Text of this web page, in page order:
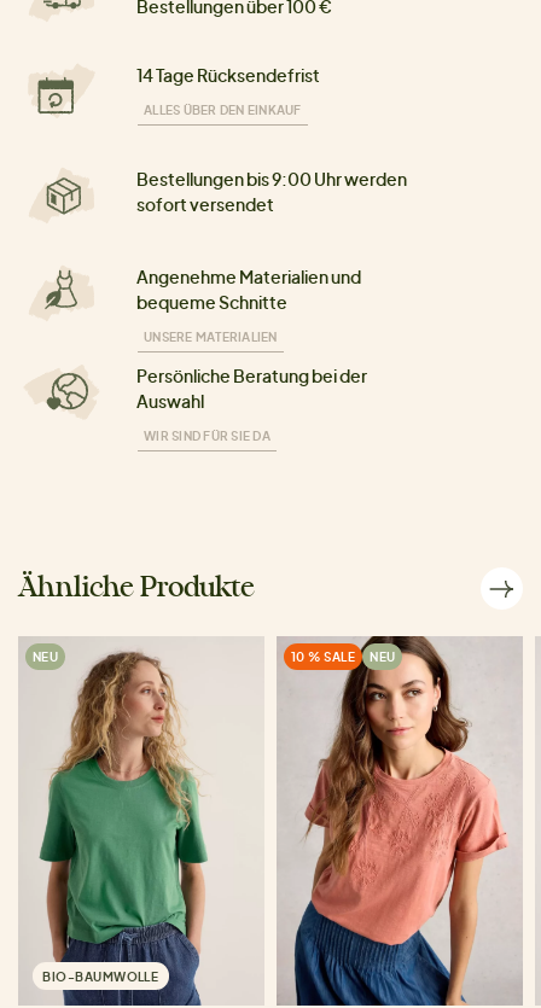
Bestellungen über 100 €
14 Tage Rücksendefrist
ALLES ÜBER DEN EINKAUF
Bestellungen bis 9:00 Uhr werden
sofort versendet
Angenehme Materialien und
bequeme Schnitte
UNSERE MATERIALIEN
Persönliche Beratung bei der
Auswahl
WIR SIND FÜR SIE DA
Ähnliche Produkte
NEU
BIO-BAUMWOLLE
10 % SALE NEU